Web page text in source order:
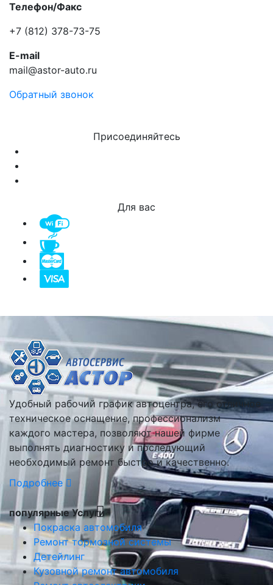
Телефон/Факс
+7 (812) 378-73-75
E-mail
mail@astor-auto.ru
Обратный звонок
Присоединяйтесь
Для вас
Удобный рабочий график автоцентра, его отличное
техническое оснащение, профессионализм
каждого мастера, позволяют нашей фирме
выполнять диагностику и последующий
необходимый ремонт быстро и качественно.
Подробнее
популярные Услуги
Покраска автомобиля
Ремонт тормозной системы
Детейлинг
Кузовной ремонт автомобиля